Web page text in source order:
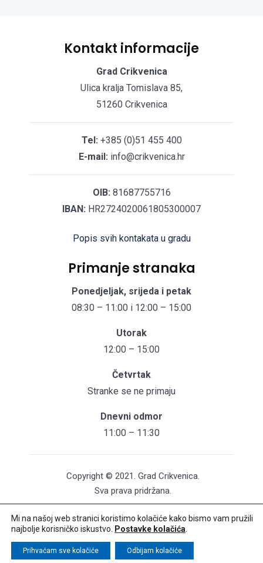
Kontakt informacije
Grad Crikvenica
Ulica kralja Tomislava 85,
51260 Crikvenica
Tel: +385 (0)51 455 400
E-mail: info@crikvenica.hr
OIB: 81687755716
IBAN: HR2724020061805300007
Popis svih kontakata u gradu
Primanje stranaka
Ponedjeljak, srijeda i petak
08:30 – 11:00 i 12:00 – 15:00
Utorak
12:00 – 15:00
Četvrtak
Stranke se ne primaju
Dnevni odmor
11:00 – 11:30
Copyright © 2021. Grad Crikvenica.
Sva prava pridržana.
Pristupačnost mrežnih stranica
Održavanje web stranica: UNICITAS / Izrada:
Creative Media™
Mi na našoj web stranici koristimo kolačiće kako bismo vam pružili
najbolje korisničko iskustvo.
Postavke kolačića
Prihvaćam sve kolačiće Odbijam kolačiće